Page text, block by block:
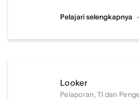
Pelajari selengkapnya
Looker
Pelaporan, TI dan